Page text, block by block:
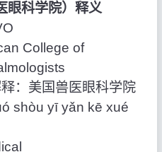
眼科学院）释义
College of
：美国兽医眼科学院
shòu yī yǎn kē xué